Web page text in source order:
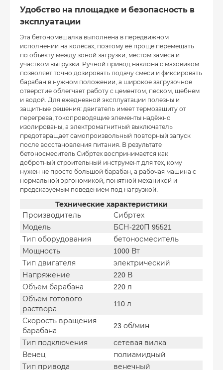
Удобство на площадке и безопасность в
эксплуатации
Эта бетономешалка выполнена в передвижном
исполнении на колёсах, поэтому её проще перемещать
по объекту между зоной загрузки, местом замеса и
участком выгрузки. Ручной привод наклона с маховиком
позволяет точно дозировать подачу смеси и фиксировать
барабан в нужном положении, а широкое загрузочное
отверстие облегчает работу с цементом, песком, щебнем
и водой. Для ежедневной эксплуатации полезны и
защитные решения: двигатель имеет термозащиту от
перегрева, токопроводящие элементы надёжно
изолированы, а электромагнитный выключатель
предотвращает самопроизвольный повторный запуск
после восстановления питания. В результате
бетоносмеситель Сибртех воспринимается как
добротный строительный инструмент для тех, кому
нужен не просто большой барабан, а рабочая машина с
нормальной эргономикой, понятной механикой и
предсказуемым поведением под нагрузкой.
Технические характеристики
Производитель
Сибртех
Модель
БСН-220П 95521
Тип оборудования
бетоносмеситель
Мощность
1000 Вт
Тип двигателя
электрический
Напряжение
220 В
Объем барабана
220 л
Объем готового
раствора
110 л
Скорость вращения
барабана
23 об/мин
Тип подключения
сетевая вилка
Венец
полиамидный
Тип привода
венечный